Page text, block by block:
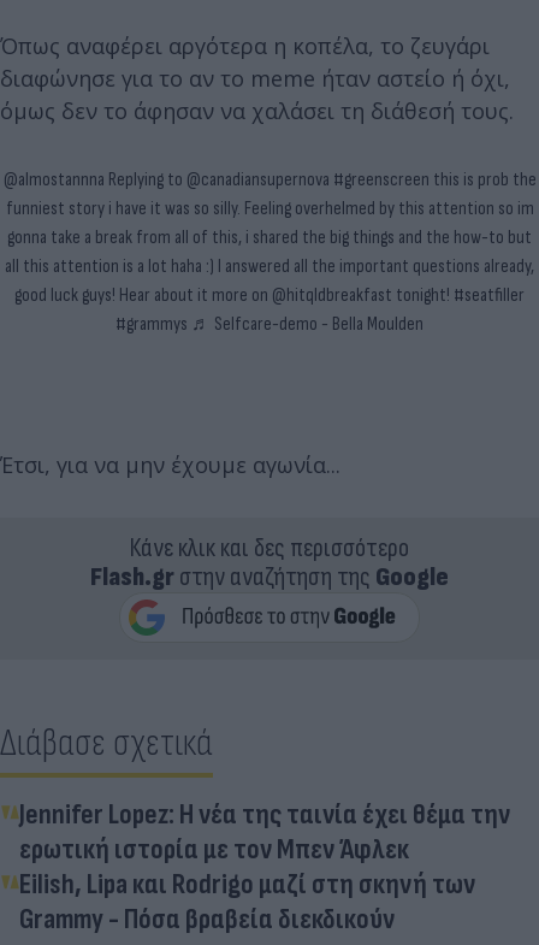
Όπως αναφέρει αργότερα η κοπέλα, το ζευγάρι
διαφώνησε για το αν το meme ήταν αστείο ή όχι,
όμως δεν το άφησαν να χαλάσει τη διάθεσή τους.
@almostannna Replying to @canadiansupernova #greenscreen this is prob the
funniest story i have it was so silly. Feeling overhelmed by this attention so im
gonna take a break from all of this, i shared the big things and the how-to but
all this attention is a lot haha :) I answered all the important questions already,
good luck guys! Hear about it more on @hitqldbreakfast tonight! #seatfiller
#grammys ♬ Selfcare-demo - Bella Moulden
Έτσι, για να μην έχουμε αγωνία...
Κάνε κλικ και δες περισσότερο
Flash.grστην αναζήτηση της Google
Διάβασε σχετικά
Jennifer Lopez: Η νέα της ταινία έχει θέμα την
ερωτική ιστορία με τον Μπεν Άφλεκ
Eilish, Lipa και Rodrigo μαζί στη σκηνή των
Grammy - Πόσα βραβεία διεκδικούν